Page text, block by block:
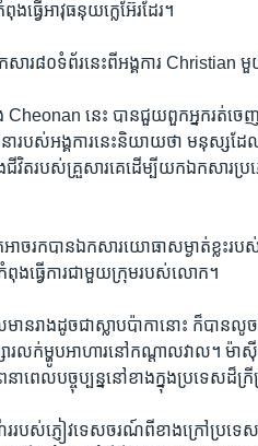
វើ​អាវុធ​នុយ​ក្លេអ៊ែរ​ដែរ។
រ​៨០​ទំព័រ​នេះ​ពី​អង្គការ​ Christian​
Cheonan នេះ​ ​បាន​ជួយ​ពួកអ្នក​រត់​ច
ា​របស់​អង្គការ​នេះនិយាយ​ថា​ មនុស្ស​ដែ
ត​របស់​គ្រួសារ​គេ​ដើម្បី​យក​ឯកសារប្រភ
ច​រក​បាន​ឯកសារ​យោធា​សម្ងាត់​ខ្លះ​រប
ពុង​ធ្វើការ​ជា​មួយ​ក្រុម​របស់​លោក។
ន​រាង​ដូច​ជា​ស្លាប​ប៉ាកា​នោះ​ ក៏​បាន​លូ
ារ​លក់​ម្ហូប​អាហារ​នៅ​កណ្តាល​វាល។ ​ម៉ា
ា​ពេល​បច្ចុប្បន្ន​នៅ​ខាង​ក្នុង​ប្រទេស​ដ៏​ក្រី
ណើរ​របស់​ភ្ញៀវ​ទេសចរណ៍​ពី​ខាង​ក្រៅ​ប្រ